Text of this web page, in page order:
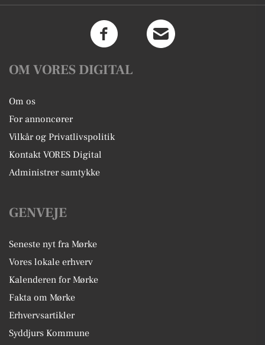
OM VORES DIGITAL
Om os
For annoncører
Vilkår og Privatlivspolitik
Kontakt VORES Digital
Administrer samtykke
GENVEJE
Seneste nyt fra Mørke
Vores lokale erhverv
Kalenderen for Mørke
Fakta om Mørke
Erhvervsartikler
Syddjurs Kommune